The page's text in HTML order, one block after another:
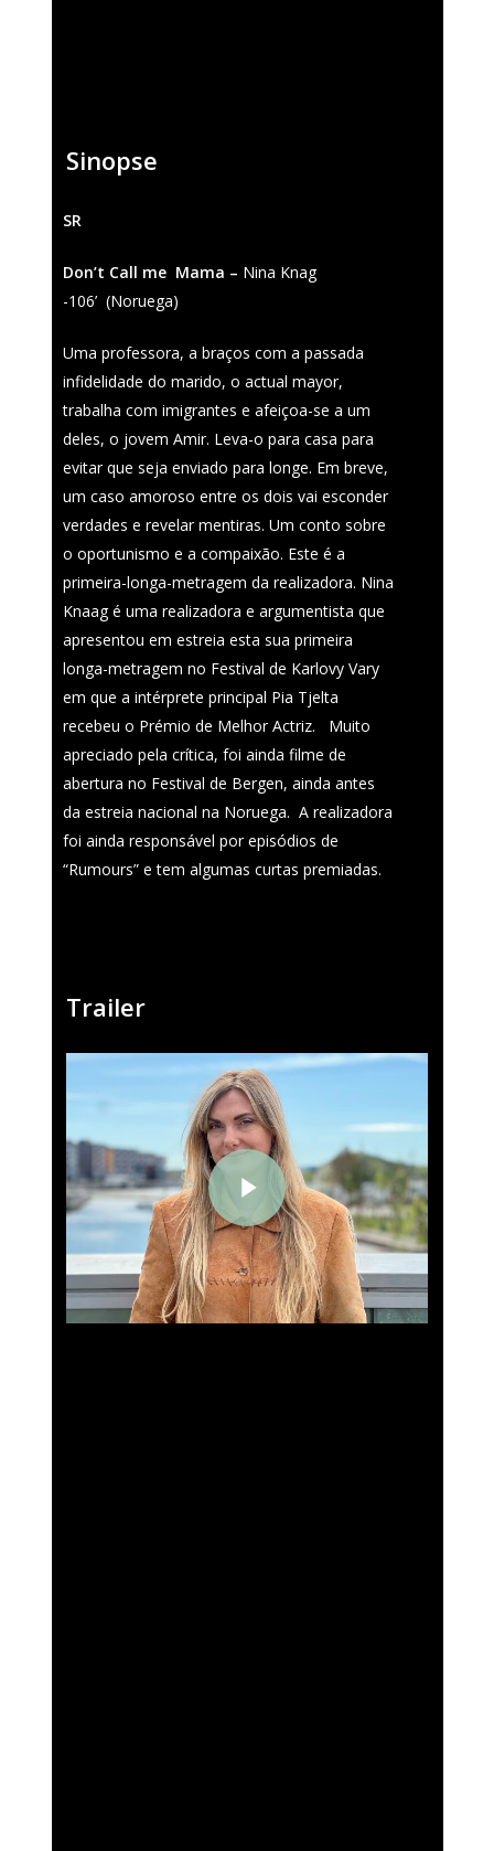
Sinopse
SR
Don’t Call me Mama – Nina Knag
-106’ (Noruega)
Uma professora, a braços com a passada
infidelidade do marido, o actual mayor,
trabalha com imigrantes e afeiçoa-se a um
deles, o jovem Amir. Leva-o para casa para
evitar que seja enviado para longe. Em breve,
um caso amoroso entre os dois vai esconder
verdades e revelar mentiras. Um conto sobre
o oportunismo e a compaixão. Este é a
primeira-longa-metragem da realizadora. Nina
Knaag é uma realizadora e argumentista que
apresentou em estreia esta sua primeira
longa-metragem no Festival de Karlovy Vary
em que a intérprete principal Pia Tjelta
recebeu o Prémio de Melhor Actriz. Muito
apreciado pela crítica, foi ainda filme de
abertura no Festival de Bergen, ainda antes
da estreia nacional na Noruega. A realizadora
foi ainda responsável por episódios de
“Rumours” e tem algumas curtas premiadas.
Trailer
Fantasporto
47th edition
Regulations (Call for
’27)
Entry Form (PDF)
História
Contactos